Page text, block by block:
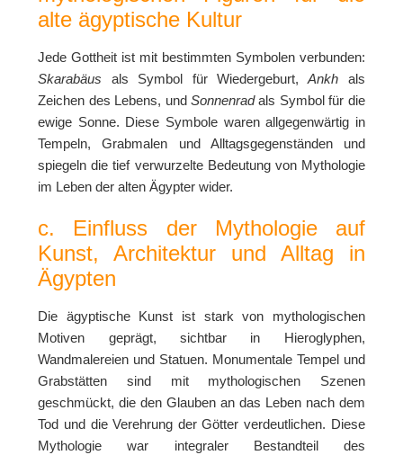
alte ägyptische Kultur
Jede Gottheit ist mit bestimmten Symbolen verbunden:
Skarabäus als Symbol für Wiedergeburt,Ankh als
Zeichen des Lebens, und Sonnenradals Symbol für die
ewige Sonne. Diese Symbole waren allgegenwärtig in
Tempeln, Grabmalen und Alltagsgegenständen und
spiegeln die tief verwurzelte Bedeutung von Mythologie
im Leben der alten Ägypter wider.
c. Einfluss der Mythologie auf
Kunst, Architektur und Alltag in
Ägypten
Die ägyptische Kunst ist stark von mythologischen
Motiven geprägt, sichtbar in Hieroglyphen,
Wandmalereien und Statuen. Monumentale Tempel und
Grabstätten sind mit mythologischen Szenen
geschmückt, die den Glauben an das Leben nach dem
Tod und die Verehrung der Götter verdeutlichen. Diese
Mythologie war integraler Bestandteil des